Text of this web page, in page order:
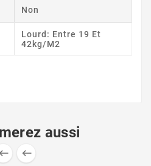
Non
Lourd: Entre 19 Et
42kg/m2
aussi
 